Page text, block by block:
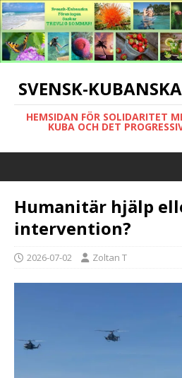
SVENSK-
HEMSIDAN FÖR SOLIDARITET
KUBA OCH DET
Humanitär hjälp
intervention?
2026-07-02 Zoltan T